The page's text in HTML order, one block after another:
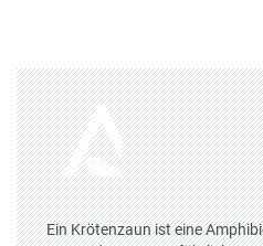
Ein Krötenzaun ist eine